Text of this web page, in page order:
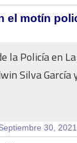
el motín
la Policía en
Silva García
30,